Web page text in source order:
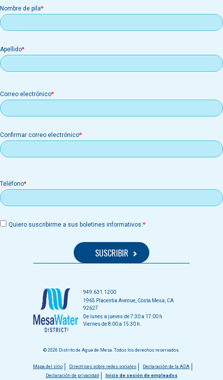
Nombre de pila
Apellido
Correo
electrónico
Correo electrónico
Confirmar correo electrónico
Teléfono
Quiero suscribirme a sus boletines informativos.
949.631.1200
1965 Placentia Avenue, Costa Mesa, CA
92627
De lunes a jueves de 7:30 a 17:00 h.
Viernes de 8:00 a 15:30 h.
© 2026 Distrito de Agua de Mesa. Todos los derechos reservados.
Menú
Mapa del sitio Directrices sobre redes sociales
Declaración de la ADA
Declaración de privacidad
Inicio de sesión de empleados